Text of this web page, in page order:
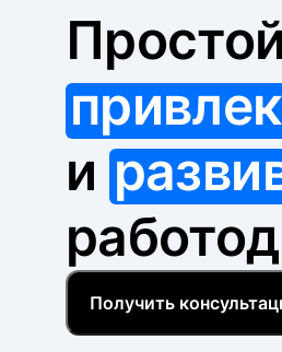
и
Получить